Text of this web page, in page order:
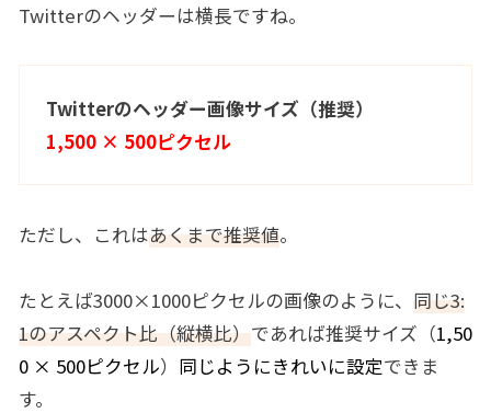
Twitterのヘッダーは横長ですね。
Twitterのヘッダー画像サイズ（推奨）
1,500 × 500ピクセル
ただし、これはあくまで推奨値。
たとえば3000×1000ピクセルの画像のように、 同じ3:
1のアスペクト比（縦横比）であれば推奨サイズ（1,50
0 × 500ピクセル） 同じようにきれいに設定できま
す。